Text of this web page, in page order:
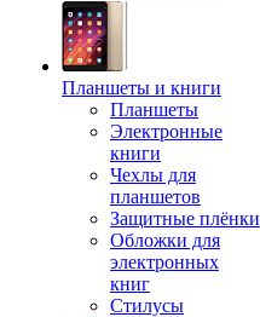
Планшеты и книги
Планшеты
Электронные
книги
Чехлы для
планшетов
Защитные плёнки
Обложки для
электронных
книг
Стилусы